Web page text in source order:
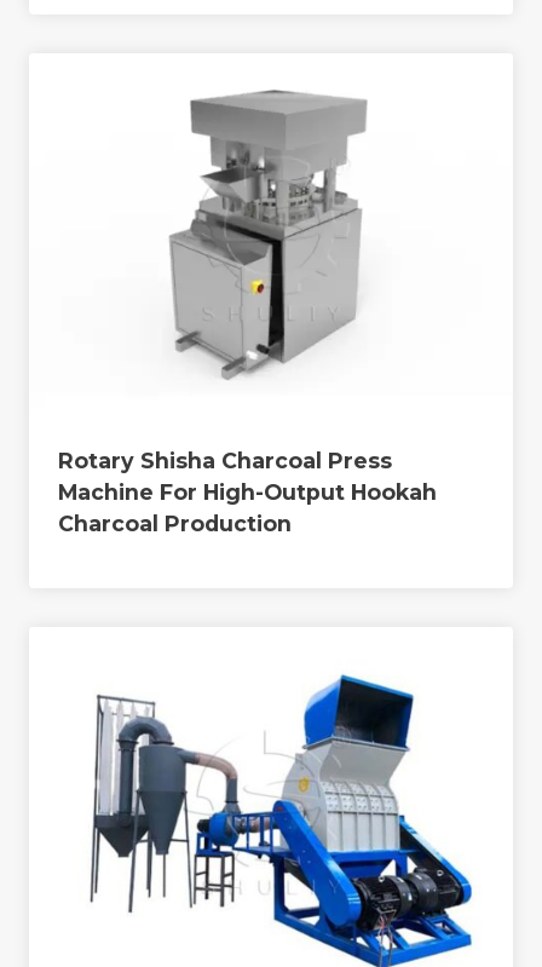
Rotary Shisha Charcoal Press
Machine For High-Output Hookah
Charcoal Production